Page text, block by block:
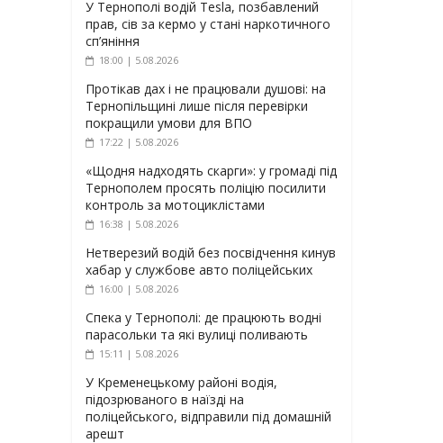
У Тернополі водій Tesla, позбавлений
прав, сів за кермо у стані наркотичного
сп’яніння
18:00 | 5.08.2026
Протікав дах і не працювали душові: на
Тернопільщині лише після перевірки
покращили умови для ВПО
17:22 | 5.08.2026
«Щодня надходять скарги»: у громаді під
Тернополем просять поліцію посилити
контроль за мотоциклістами
16:38 | 5.08.2026
Нетверезий водій без посвідчення кинув
хабар у службове авто поліцейських
16:00 | 5.08.2026
Спека у Тернополі: де працюють водні
парасольки та які вулиці поливають
15:11 | 5.08.2026
У Кременецькому районі водія,
підозрюваного в наїзді на
поліцейського, відправили під домашній
арешт